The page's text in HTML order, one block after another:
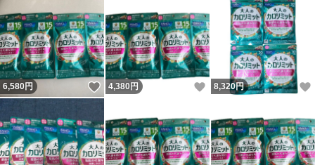
6,580円 いいね！
4,380 円 いいね！
8,320円